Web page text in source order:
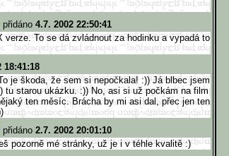
přidáno 4.7. 2002 22:50:41
verze. To se dá zvládnout za hodinku a vypadá to
18:41:18
je škoda, že sem si nepočkala! :)) Já blbec jsem
tu starou ukázku. :)) No, asi si už počkám na film
ten měsíc. Brácha by mi asi dal, přec jen ten
přidáno 2.7. 2002 20:01:10
pozorně mé stránky, už je i v téhle kvalitě :)